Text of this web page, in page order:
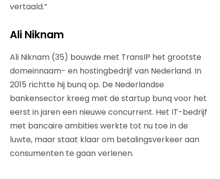
vertaald.”
Ali Niknam
Ali Niknam (35) bouwde met TransIP het grootste
domeinnaam- en hostingbedrijf van Nederland. In
2015 richtte hij bunq op. De Nederlandse
bankensector kreeg met de startup bunq voor het
eerst in jaren een nieuwe concurrent. Het IT-bedrijf
met bancaire ambities werkte tot nu toe in de
luwte, maar staat klaar om betalingsverkeer aan
consumenten te gaan verlenen.